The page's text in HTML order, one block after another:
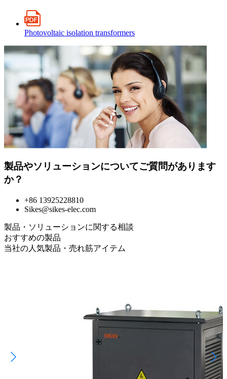
Photovoltaic isolation transformers
製品やソリューションについてご質問があります
か？
+86 13925228810
Sikes@sikes-elec.com
製品・ソリューションに関する相談
おすすめの製品
当社の人気製品・売れ筋アイテム